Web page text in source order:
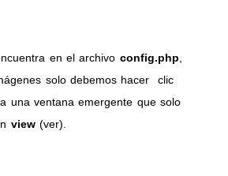
en el archivo config.php
solo debemos hacer clic
una ventana emergente que solo
view(ver).